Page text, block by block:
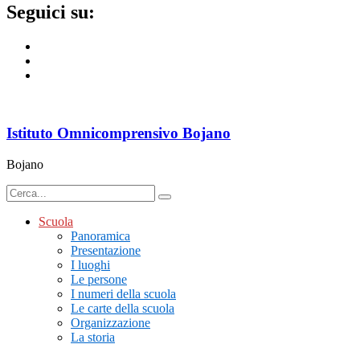
Seguici su:
Istituto Omnicomprensivo Bojano
Bojano
Scuola
Panoramica
Presentazione
I luoghi
Le persone
I numeri della scuola
Le carte della scuola
Organizzazione
La storia